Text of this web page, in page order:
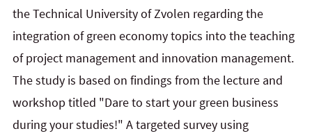
the Technical University of Zvolen regarding the
integration of green economy topics into the teaching
of project management and innovation management.
The study is based on findings from the lecture and
workshop titled "Dare to start your green business
during your studies!" A targeted survey using